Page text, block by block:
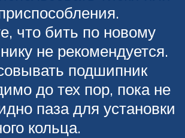
что бить по новому
не рекомендуется.
подшипник
до тех пор, пока не
паза для установки
кольца.